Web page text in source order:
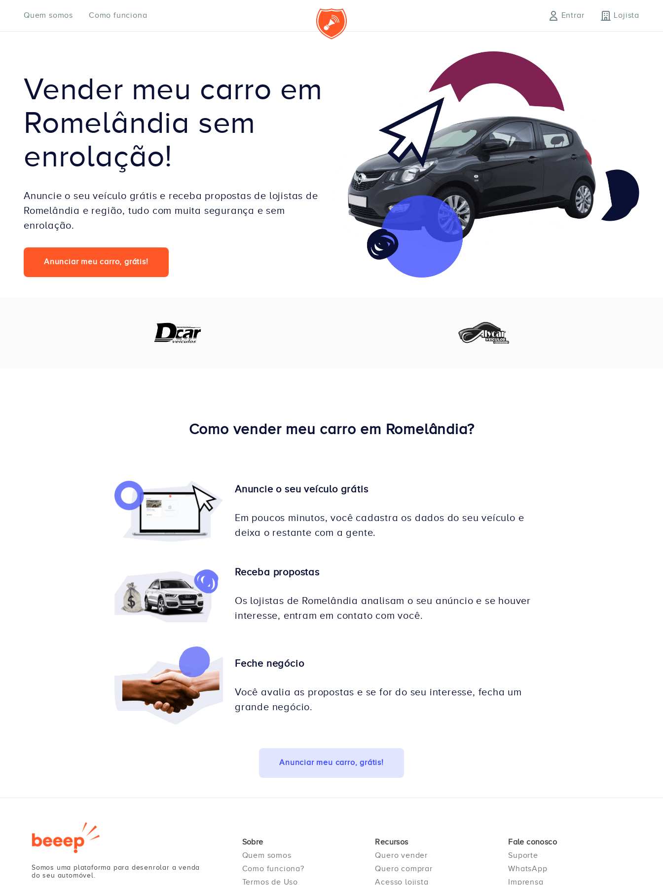
Quem somos Como funciona Entrar Lojista
Vender meu carro em
Romelândia sem
enrolação!
Anuncie o seu veículo grátis e receba propostas de lojistas de
Romelândia e região, tudo com muita segurança e sem
enrolação.
Anunciar meu carro, grátis!
Como vender meu carro em Romelândia?
Anuncie o seu veículo grátis
Em poucos minutos, você cadastra os dados do seu veículo e
deixa o restante com a gente.
Receba propostas
Os lojistas de Romelândia analisam o seu anúncio e se houver
interesse, entram em contato com você.
Feche negócio
Você avalia as propostas e se for do seu interesse, fecha um
grande negócio.
Anunciar meu carro, grátis!
Somos uma plataforma para desenrolar a venda
do seu automóvel.
Sobre
Quem somos
Como funciona?
Termos de Uso
Recursos
Quero vender
Quero comprar
Acesso lojista
Fale conosco
Suporte
WhatsApp
Imprensa